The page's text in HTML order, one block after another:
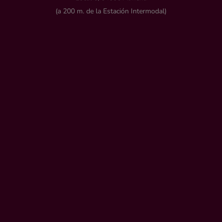
(a 200 m. de la Estación Intermodal)